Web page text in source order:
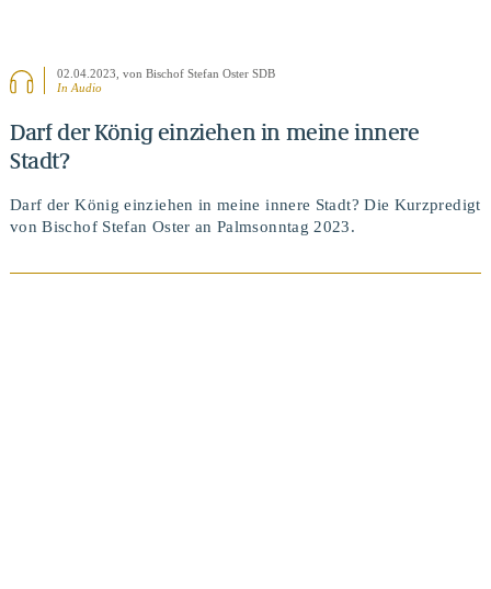
02.04.2023 , von Bischof Stefan Oster SDB
In Audio
Darf der König einziehen in meine innere
Stadt?
Darf der König einziehen in meine innere Stadt? Die Kurzpredigt
von Bischof Stefan Oster an Palmsonntag 2023.